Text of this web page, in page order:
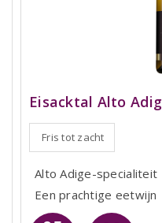
Eisacktal Alto
Fris tot zacht
Alto Adige-specialiteit
Een prachtige eetwijn